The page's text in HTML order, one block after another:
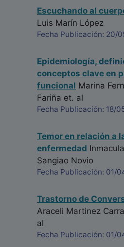
Escuchando al
Luis Marín López
Fecha Publicación: 20/
Epidemiología,
conceptos clave en
funcional Marina
Fariña et. al
Fecha Publicación: 18/
Temor en relación a
enfermedad
Sangiao Novio
Fecha Publicación: 01/
Trastorno de
Araceli Martinez
al
Fecha Publicación: 01/